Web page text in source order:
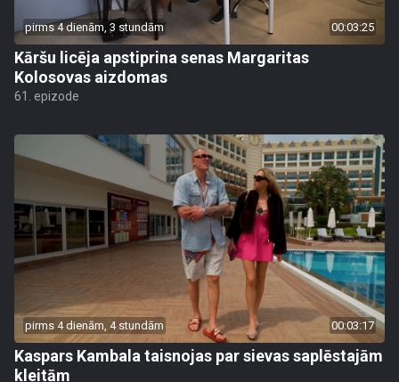
pirms 4 dienām, 3 stundām 00:03:25
Kāršu licēja apstiprina senas Margaritas
Kolosovas aizdomas
61. epizode
pirms 4 dienām, 4 stundām 00:03:17
Kaspars Kambala taisnojas par sievas saplēstajām
kleitām